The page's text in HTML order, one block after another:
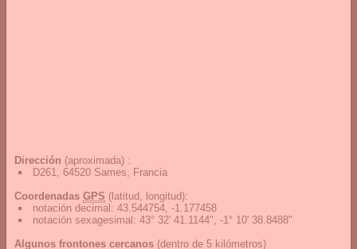
Dirección (aproximada) :
D261, 64520 Sames, Francia
Coordenadas GPS (latitud, longitud):
notación decimal : 43.544754, -1.177458
notación sexagesimal : 43° 32' 41.1144", -1° 10' 38.8488"
Algunos frontones cercanos (dentro de 5 kilómetros)